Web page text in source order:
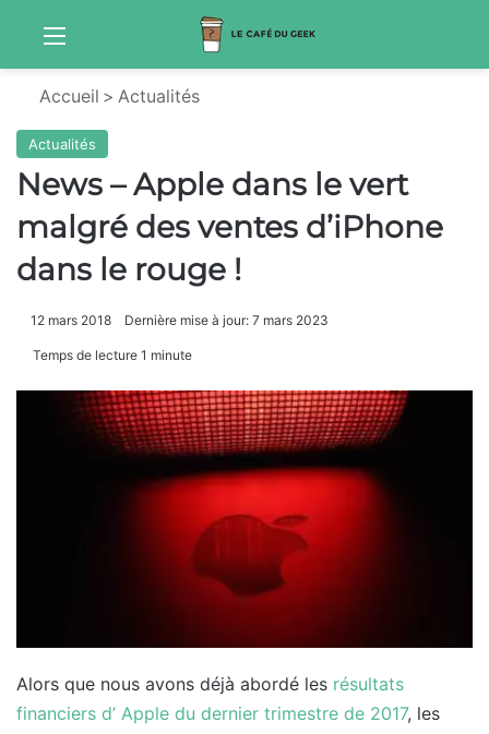
Accueil > Actualités
Actualités
News – Apple dans le vert
malgré des ventes d’iPhone
dans le rouge !
12 mars 2018 Dernière mise à jour: 7 mars 2023
Temps de lecture 1 minute
Alors que nous avons déjà abordé les résultats
financiers d’ Apple du dernier trimestre de 2017, les